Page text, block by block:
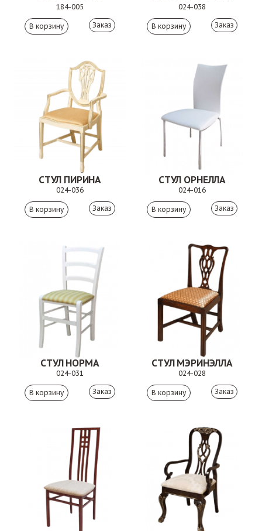
184-005
Заказ
024-038
Заказ
СТУЛ ПИРИНА
024-036
Заказ
СТУЛ ОРНЕЛЛА
024-016
Заказ
СТУЛ НОРМА
024-031
Заказ
СТУЛ МЭРИНЭЛЛА
024-028
Заказ